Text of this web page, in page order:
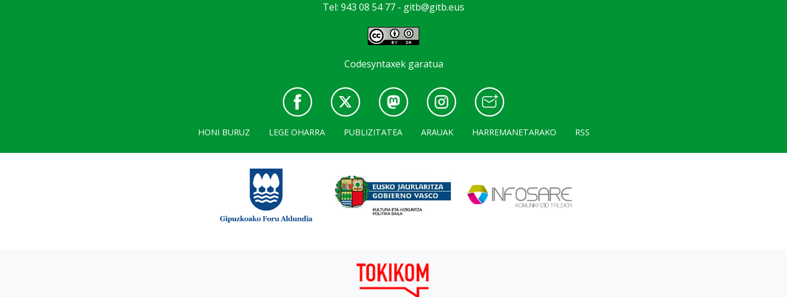
Tel: 943 08 54 77 - gitb@gitb.eus
Codesyntaxek garatua
HONI BURUZ LEGE OHARRA PUBLIZITATEA ARAUAK HARREMANETARAKO RSS